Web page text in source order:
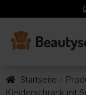
Startseite
Kleiderschrank mit